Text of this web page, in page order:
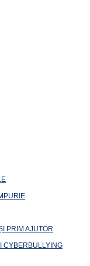
PRIM AJUTOR
CYBERBULLYING